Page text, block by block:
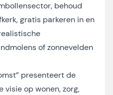
behoud
gratis parkeren in en
of zonnevelden
presenteert de
visie op wonen, zorg,